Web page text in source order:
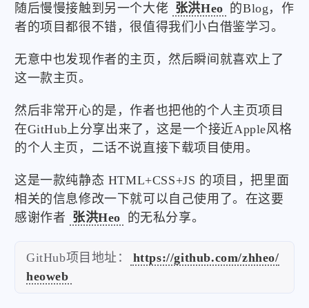
随后慢慢接触到另一个大佬 张洪Heo 的Blog，作
者的项目都很不错，很值得我们小白借鉴学习。
无意中也发现作者的主页，然后瞬间就喜欢上了
这一款主页。
然后非常开心的是，作者也把他的个人主页项目
在GitHub上分享出来了，这是一个接近Apple风格
的个人主页，二话不说直接下载项目使用。
这是一款纯静态 HTML+CSS+JS 的项目，把里面
相关的信息修改一下就可以自己使用了。在这要
感谢作者 张洪Heo 的无私分享。
GitHub项目地址：
https://github.com/zhheo/
heoweb